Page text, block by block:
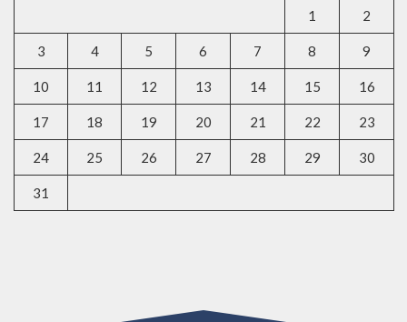
1 2
3 4 5 6 7 8 9
10 11 12 13 14 15 16
17 18 19 20 21 22 23
24 25 26 27 28 29 30
31